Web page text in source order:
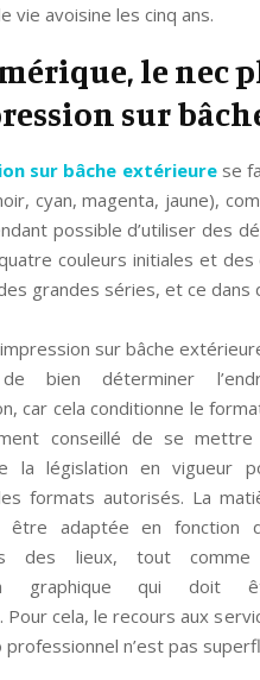
vie avoisine les cinq ans.
le nec
sur
sur bâche extérieurese
cyan, magenta, jaune),
possible d’utiliser des
couleurs initiales et
grandes séries, et ce dans
sur bâche
bien déterminer
car cela conditionne le
conseillé de se mettre
la législation en vigueur
formats autorisés. La
être adaptée en fonction
des lieux, tout
graphique qui doit
cela, le recours aux
professionnel n’est pas